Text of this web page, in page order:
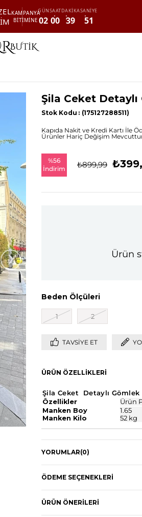
KAMPANYA
BİTİMİNE
GÜN
02
SAAT
00
DAKİKA
39
SANİYE
50
›
Şila Ceket
(175127288511)
Stok Kodu
Kapıda Nakit ve Kredi Kartı İle
Ürünler Hariç Değişim
%56
İndirim
₺899,99
Ürün
Beden Ölçüleri
1 2
TAVSIYE ET
ÜRÜN ÖZELLIKLERI
Şila Ceket Detaylı Gömlek
Özellikler
Ürün
Manken Boy
Manken Kilo
1.65
52 kg
YORUMLAR(0)
ÖDEME SEÇENEKLERI
ÜRÜN ÖNERILERI